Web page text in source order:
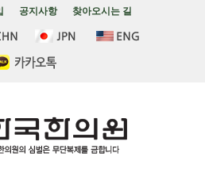
공지사항 찾아오시는 길